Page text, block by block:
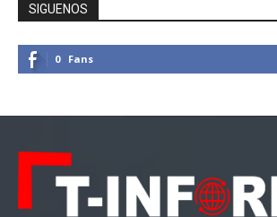
SIGUENOS
0 Fans